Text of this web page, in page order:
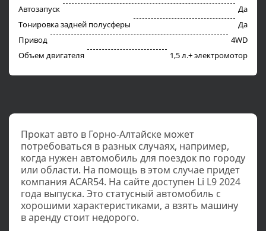
Автозапуск
Да
Тонировка задней полусферы
Да
Привод
4WD
Объем двигателя
1,5 л.+ электромотор
Прокат авто в Горно-Алтайске может
потребоваться в разных случаях, например,
когда нужен автомобиль для поездок по городу
или области. На помощь в этом случае придет
компания ACAR54. На сайте доступен Li L9 2024
года выпуска. Это статусный автомобиль с
хорошими характеристиками, а взять машину
в аренду стоит недорого.